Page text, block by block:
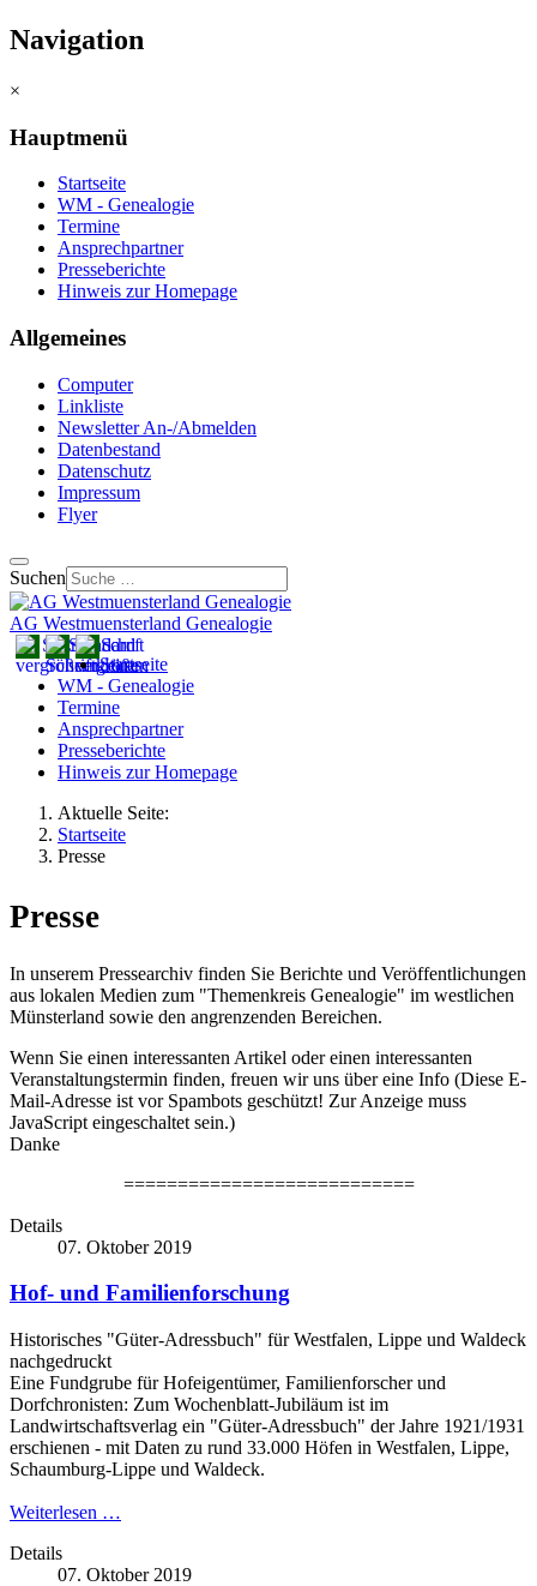
Navigation
×
Hauptmenü
Startseite
WM - Genealogie
Termine
Ansprechpartner
Presseberichte
Hinweis zur Homepage
Allgemeines
Computer
Linkliste
Newsletter An-/Abmelden
Datenbestand
Datenschutz
Impressum
Flyer
Suchen
AG Westmuensterland Genealogie
Startseite
WM - Genealogie
Termine
Ansprechpartner
Presseberichte
Hinweis zur Homepage
Aktuelle Seite:
Startseite
Presse
Presse
In unserem Pressearchiv finden Sie Berichte und Veröffentlichungen
aus lokalen Medien zum "Themenkreis Genealogie" im westlichen
Münsterland sowie den angrenzenden Bereichen.
Wenn Sie einen interessanten Artikel oder einen interessanten
Veranstaltungstermin finden, freuen wir uns über eine Info (Diese E-
Mail-Adresse ist vor Spambots geschützt! Zur Anzeige muss
JavaScript eingeschaltet sein.)
Danke
===========================
Details
07. Oktober 2019
Hof- und Familienforschung
Historisches "Güter-Adressbuch" für Westfalen, Lippe und Waldeck
nachgedruckt
Eine Fundgrube für Hofeigentümer, Familienforscher und
Dorfchronisten: Zum Wochenblatt-Jubiläum ist im
Landwirtschaftsverlag ein "Güter-Adressbuch" der Jahre 1921/1931
erschienen - mit Daten zu rund 33.000 Höfen in Westfalen, Lippe,
Schaumburg-Lippe und Waldeck.
Weiterlesen …
Details
07. Oktober 2019